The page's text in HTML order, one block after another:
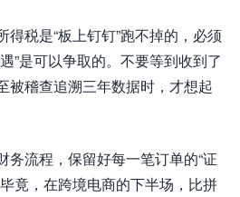
税是“板上钉钉”跑不掉的，必须
”是可以争取的。不要等到收到了
被稽查追溯三年数据时，才想起
务流程，保留好每一笔订单的“证
竟，在跨境电商的下半场，比拼